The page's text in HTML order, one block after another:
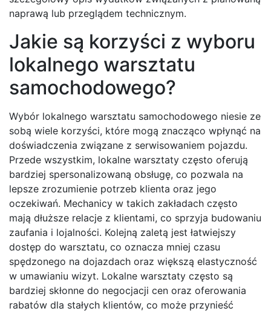
naprawą lub przeglądem technicznym.
Jakie są korzyści z wyboru
lokalnego warsztatu
samochodowego?
Wybór lokalnego warsztatu samochodowego niesie ze
sobą wiele korzyści, które mogą znacząco wpłynąć na
doświadczenia związane z serwisowaniem pojazdu.
Przede wszystkim, lokalne warsztaty często oferują
bardziej spersonalizowaną obsługę, co pozwala na
lepsze zrozumienie potrzeb klienta oraz jego
oczekiwań. Mechanicy w takich zakładach często
mają dłuższe relacje z klientami, co sprzyja budowaniu
zaufania i lojalności. Kolejną zaletą jest łatwiejszy
dostęp do warsztatu, co oznacza mniej czasu
spędzonego na dojazdach oraz większą elastyczność
w umawianiu wizyt. Lokalne warsztaty często są
bardziej skłonne do negocjacji cen oraz oferowania
rabatów dla stałych klientów, co może przynieść